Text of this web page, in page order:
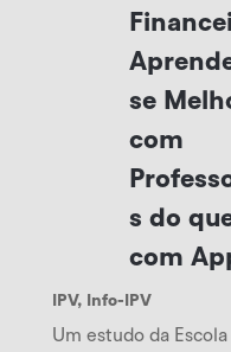
se
com
s do
com
IPV, Info-IPV
Um estudo da Escola